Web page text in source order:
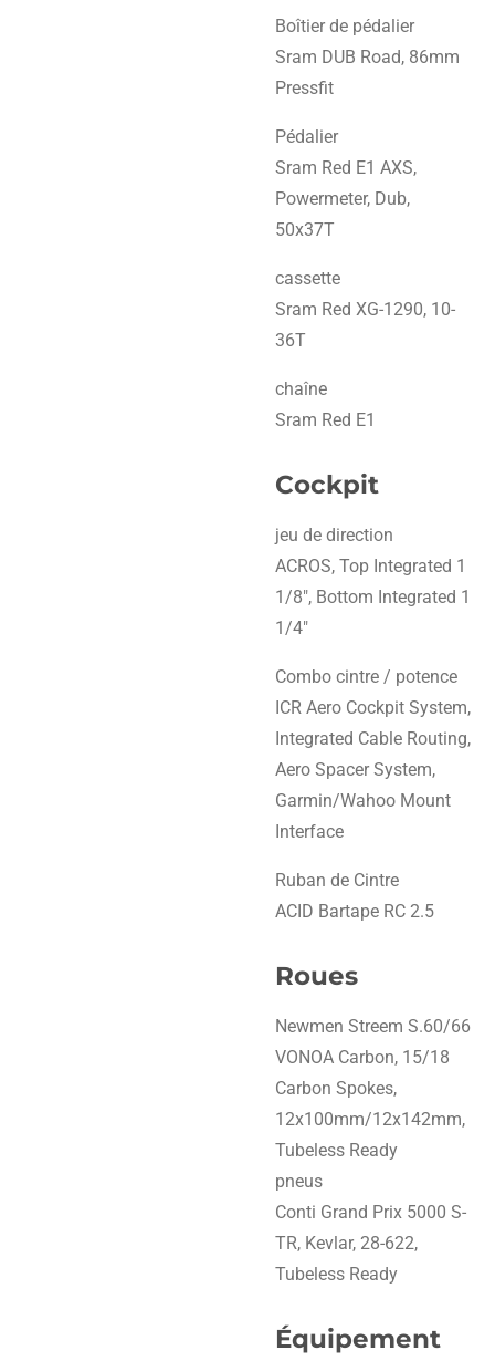
Boîtier de pédalier
Sram DUB Road, 86mm
Pressfit
Pédalier
Sram Red E1 AXS,
Powermeter, Dub,
50x37T
cassette
Sram Red XG-1290, 10-
36T
chaîne
Sram Red E1
Cockpit
jeu de direction
ACROS, Top Integrated 1
1/8", Bottom Integrated 1
1/4"
Combo cintre / potence
ICR Aero Cockpit System,
Integrated Cable Routing,
Aero Spacer System,
Garmin/Wahoo Mount
Interface
Ruban de Cintre
ACID Bartape RC 2.5
Roues
Newmen Streem S.60/66
VONOA Carbon, 15/18
Carbon Spokes,
12x100mm/12x142mm,
Tubeless Ready
pneus
Conti Grand Prix 5000 S-
TR, Kevlar, 28-622,
Tubeless Ready
Équipement